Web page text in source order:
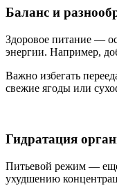
Баланс и
Здоровое питание —
энергии. Например,
Важно избегать
свежие ягоды или
Гидратация
Питьевой режим — еще
ухудшению